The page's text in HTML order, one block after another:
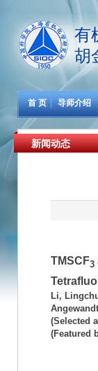
有
胡
首 页 导师介绍
新闻动态
TMSCF3
Li,
(Selected
(Featured